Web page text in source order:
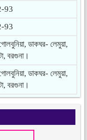
93
93
ডাকঘর- লেমুয়া,
বরগুনা।
ডাকঘর- লেমুয়া,
বরগুনা।